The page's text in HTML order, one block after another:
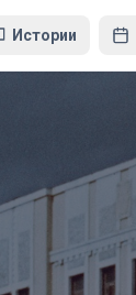
Истории